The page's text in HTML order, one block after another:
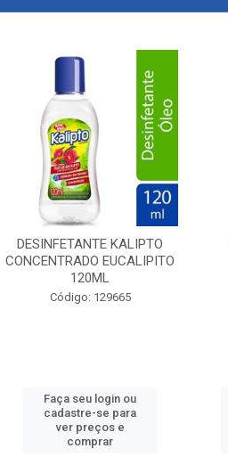
DESINFETANTE KALIPTO
CONCENTRADO EUCALIPITO
120ML
Código: 129665
Faça seu login ou
cadastre-se para
ver preços e
comprar